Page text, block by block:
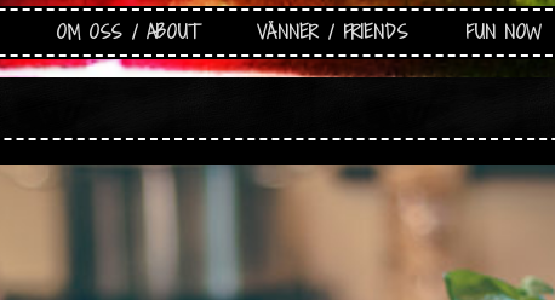
OM OSS / ABOUT VÄNNER / FRIENDS FUN NOW